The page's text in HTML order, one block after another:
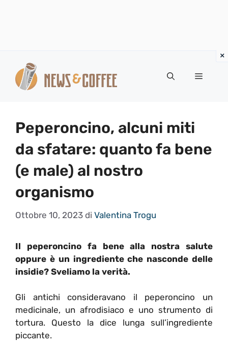
contenuto
Menu
Peperoncino, alcuni miti
da sfatare: quanto fa bene
(e male) al nostro
organismo
Ottobre 10, 2023 di Valentina Trogu
Il peperoncino fa bene alla nostra salute
oppure è un ingrediente che nasconde delle
insidie? Sveliamo la verità.
Gli antichi consideravano il peperoncino un
medicinale, un afrodisiaco e uno strumento di
tortura. Questo la dice lunga sull’ingrediente
piccante.